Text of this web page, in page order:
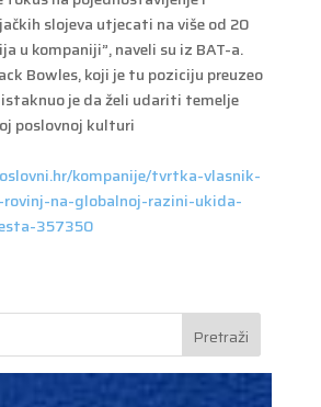
slojeva utjecati na više od 20
u kompaniji”, naveli su iz BAT-a.
Bowles, koji je tu poziciju preuzeo
je da želi udariti temelje
poslovnoj kulturi
kompanije/tvrtka-vlasnik-
na-globalnoj-razini-ukida-
357350